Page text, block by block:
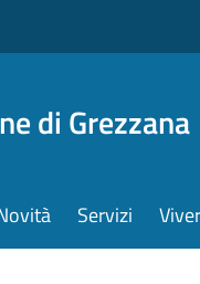
di Grezzana
Servizi